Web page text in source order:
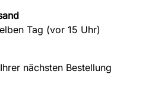
Tag (vor 15 Uhr)
nächsten Bestellung